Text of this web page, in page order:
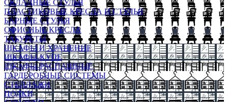
СКЛАДНЫЕ СТУЛЬЯ
ПЛАСТИКОВЫЕ КРЕСЛА И СТУЛЬЯ
БАРНЫЕ СТУЛЬЯ
ОФИСНЫЕ КРЕСЛА
ТАБУРЕТЫ
ШКАФЫ И ХРАНЕНИЕ
ШКАФЫ-КУПЕ
ШКАФЫ-РАСПАШНЫЕ
ГАРДЕРОБНЫЕ СИСТЕМЫ
СТЕЛЛАЖИ
ПОЛКИ